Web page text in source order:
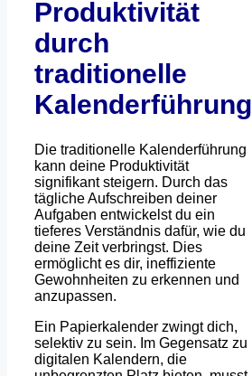
Produktivität
durch
traditionelle
Kalenderführung
Die traditionelle Kalenderführung
kann deine Produktivität
signifikant steigern. Durch das
tägliche Aufschreiben deiner
Aufgaben entwickelst du ein
tieferes Verständnis dafür, wie du
deine Zeit verbringst. Dies
ermöglicht es dir, ineffiziente
Gewohnheiten zu erkennen und
anzupassen.
Ein Papierkalender zwingt dich,
selektiv zu sein. Im Gegensatz zu
digitalen Kalendern, die